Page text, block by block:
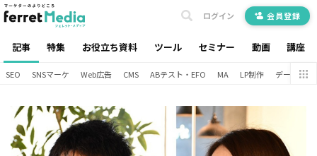
記事 特集 お役立ち資料 ツール セミナー 動画 講座
ログイン 会員登録
SEO SNSマーケ Web広告 CMS ABテスト・EFO MA LP制作 データ分析